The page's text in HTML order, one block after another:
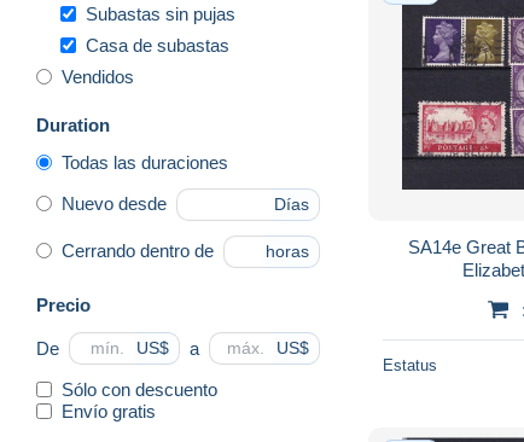
Subastas sin pujas
Casa de subastas
Vendidos
Duration
Todas las duraciones
Nuevo desde Días
Cerrando dentro de horas
Precio
De US$ a US$
Sólo con descuento
Envío gratis
SA14e Great
Estatus